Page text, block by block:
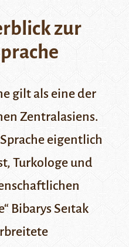
zur
gilt als eine der
Zentralasiens.
eigentlich
Turkologe und
Bibarys Seıtak